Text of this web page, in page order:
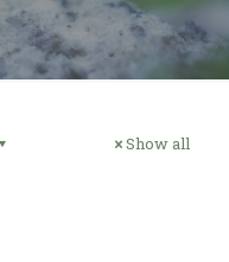
Show all